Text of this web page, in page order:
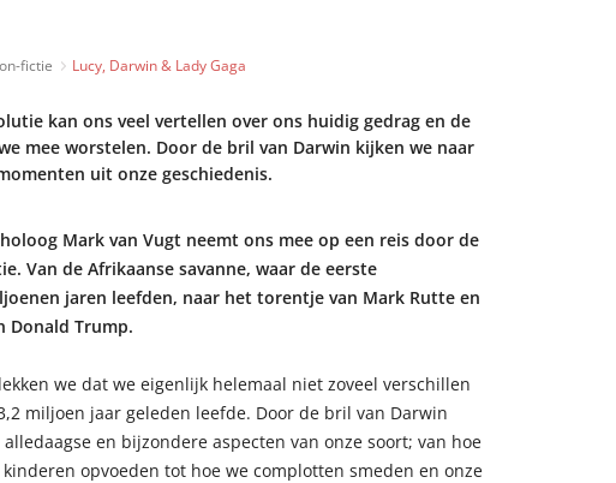
fictie Lucy, Darwin & Lady Gaga
kan ons veel vertellen over ons huidig gedrag en de
mee worstelen. Door de bril van Darwin kijken we naar
uit onze geschiedenis.
Mark van Vugt neemt ons mee op een reis door de
Van de Afrikaanse savanne, waar de eerste
jaren leefden, naar het torentje van Mark Rutte en
Donald Trump.
we dat we eigenlijk helemaal niet zoveel verschillen
miljoen jaar geleden leefde. Door de bril van Darwin
en bijzondere aspecten van onze soort; van hoe
opvoeden tot hoe we complotten smeden en onze